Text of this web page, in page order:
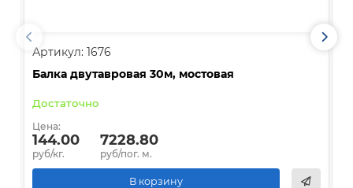
Артикул: 1676
Балка двутавровая 30м, мостовая
Достаточно
Цена:
144.00
руб/кг.
7228.80
руб/пог. м.
В корзину